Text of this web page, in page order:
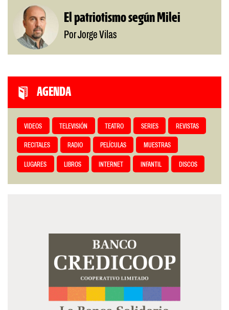
El patriotismo según Milei
Por Jorge Vilas
AGENDA
VIDEOS TELEVISIÓN TEATRO SERIES REVISTAS
RECITALES RADIO PELÍCULAS MUESTRAS
LUGARES LIBROS INTERNET INFANTIL DISCOS